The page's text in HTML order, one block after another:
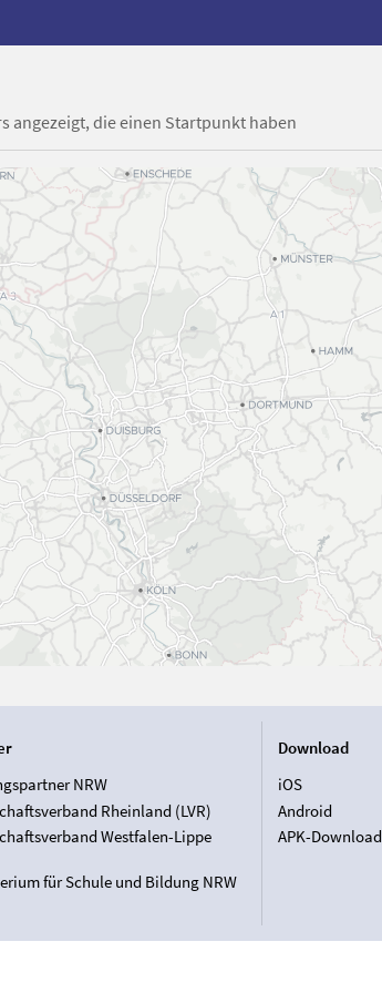
angezeigt, die einen Startpunkt haben
NRW
Rheinland (LVR)
Westfalen-Lippe
für Schule und Bildung NRW
Download
iOS
Android
APK-Download